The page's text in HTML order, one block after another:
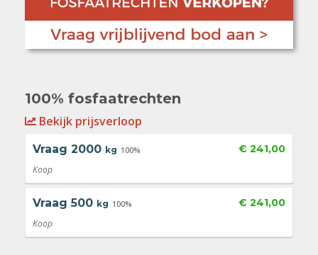
100% fosfaatrechten
Bekijk prijsverloop
Vraag 2000 kg 100% € 241,00
Koop
Vraag 500 kg 100% € 241,00
Koop